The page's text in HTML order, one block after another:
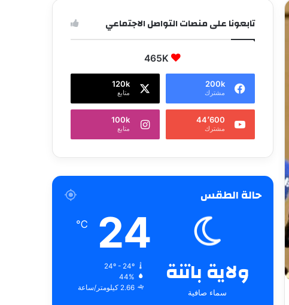
تابعونا على منصات التواصل الاجتماعي
465K
200k
مشترك
120k
متابع
44٬600
مشترك
100k
متابع
حالة الطقس
ولاية باتنة
سماء صافية
24
℃
24º - 24º
44%
2.66 كيلومتر/ساعة